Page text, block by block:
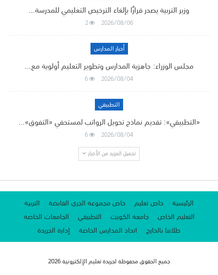
وزير التربية يصدر قرارًا بإلغاء الترخيص التعليمي للمدرسة…
2026/08/06
2
أخبار المدارس
مجلس الوزراء: جاهزية المدارس وتطوير التعليم أولوية مع…
2026/08/04
6
التطبيقي
«التطبيقي»: تقديم نماذج تحويل الرواتب لمستحقي «التفوق»…
2026/08/04
6
تحميل المزيد من الأخبار
الرئيسية خاص تعليم خاص مجموعة الجري القابضة
التربية
التعليم الخاص
جامعة الكويت التطبيقي
الجامعات الخاصة
طلابنا بالخارج
اتحاد المدارس الخاصة إدارة الجريدة
جميع الحقوق محفوظة لجريدة تعليم الإلكترونية 2026